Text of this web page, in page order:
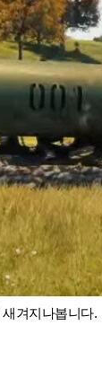
겨지나봅니다.